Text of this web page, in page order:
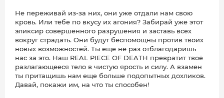
Не переживай из-за них, они уже отдали нам свою
кровь. Или тебе по вкусу их агония? Забирай уже этот
эликсир совершенного разрушения и заставь всех
вокруг страдать. Они будут беспомощны против твоих
новых возможностей. Ты еще не раз отблагодаришь
нас за это. Наш REAL PIECE OF DEATH превратит твоё
разлагающееся тело в чистую ярость и силу. А взамен
ты притащишь нам еще больше подопытных дохликов.
Давай, покажи им, на что ты способен!